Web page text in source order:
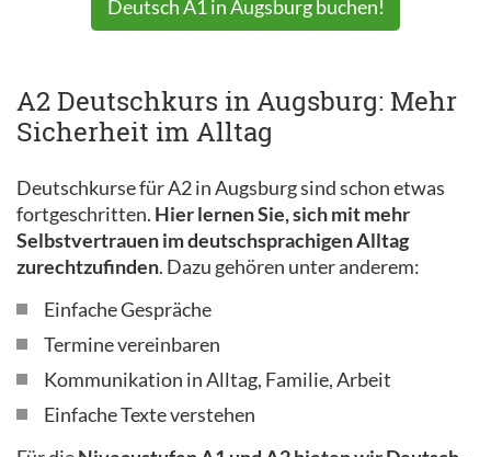
Deutsch A1 in Augsburg buchen!
A2 Deutschkurs in Augsburg: Mehr
Sicherheit im Alltag
Deutschkurse für A2 in Augsburg sind schon etwas
fortgeschritten. Hier lernen Sie, sich mit mehr
Selbstvertrauen im deutschsprachigen Alltag
zurechtzufinden. Dazu gehören unter anderem:
Einfache Gespräche
Termine vereinbaren
Kommunikation in Alltag, Familie, Arbeit
Einfache Texte verstehen